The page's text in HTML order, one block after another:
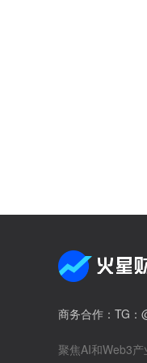
商务合作 ：TG
聚焦AI和Web3产